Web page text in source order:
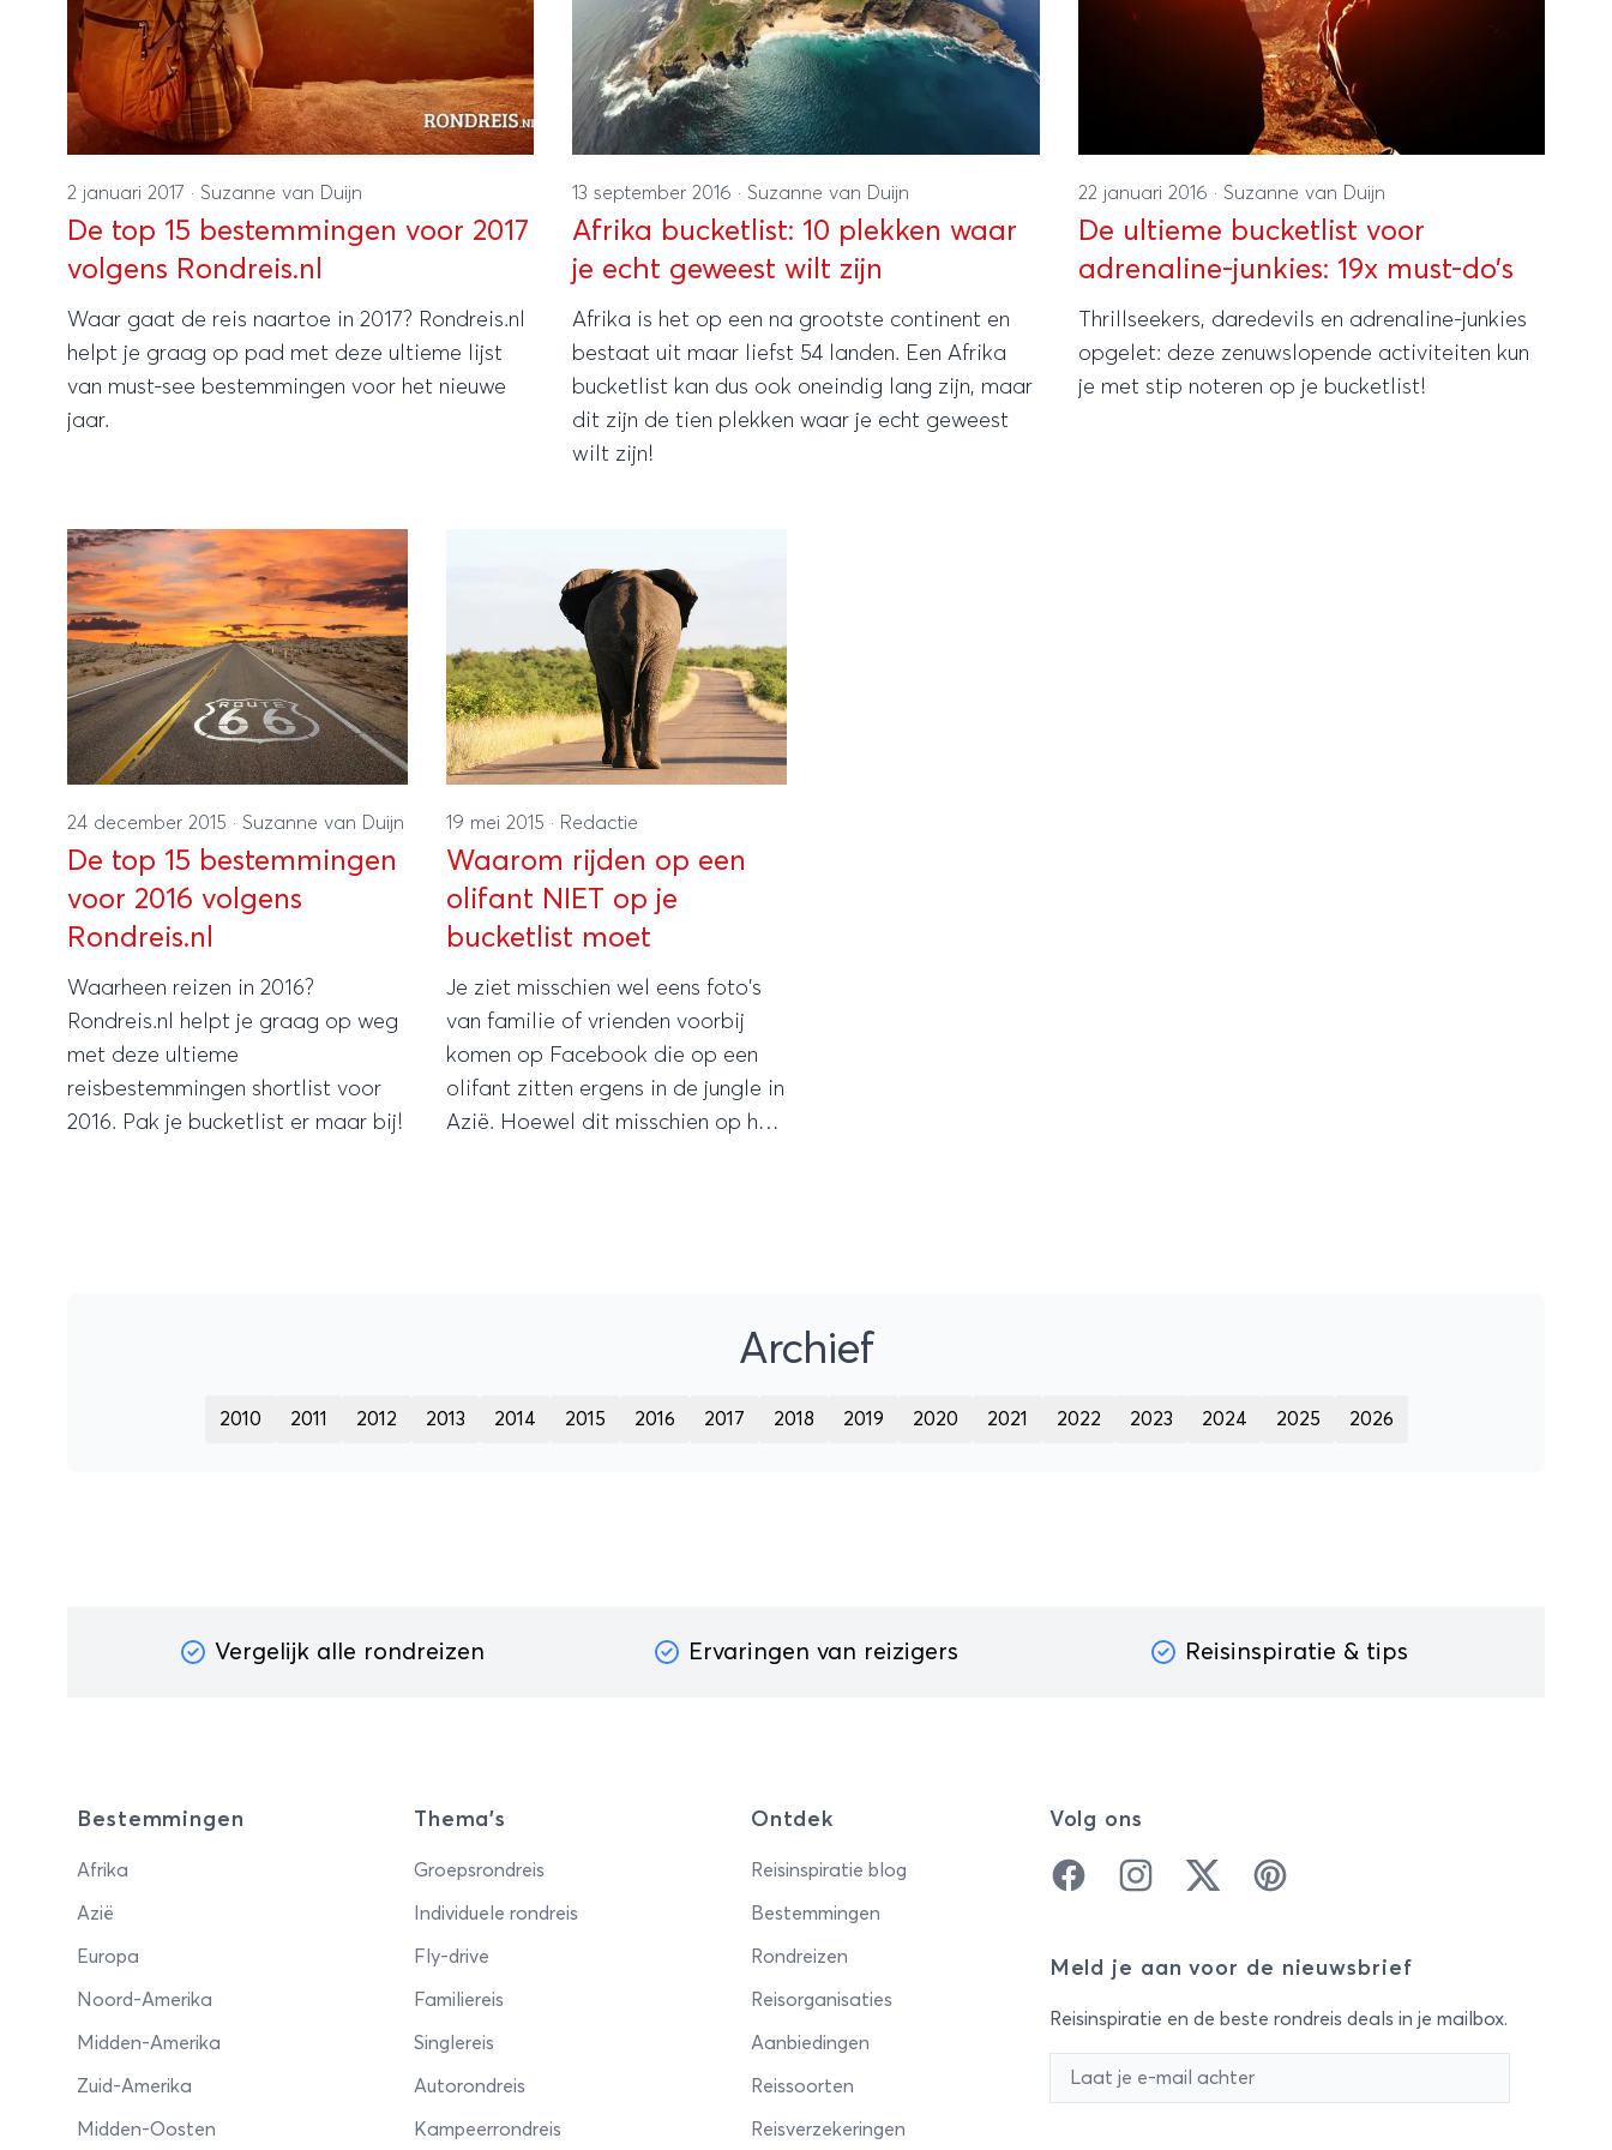
2 januari 2017 · Suzanne van Duijn
De top 15 bestemmingen voor 2017
volgens Rondreis.nl
Waar gaat de reis naartoe in 2017? Rondreis.nl
helpt je graag op pad met deze ultieme lijst
van must-see bestemmingen voor het nieuwe
jaar.
13 september 2016 ·Suzanne van Duijn
Afrika bucketlist: 10 plekken waar
je echt geweest wilt zijn
Afrika is het op een na grootste continent en
bestaat uit maar liefst 54 landen. Een Afrika
bucketlist kan dus ook oneindig lang zijn, maar
dit zijn de tien plekken waar je echt geweest
wilt zijn!
22 januari 2016 · Suzanne van Duijn
De ultieme bucketlist voor
adrenaline-junkies: 19x must-do’s
Thrillseekers, daredevils en adrenaline-junkies
opgelet: deze zenuwslopende activiteiten kun
je met stip noteren op je bucketlist!
24 december 2015 · Suzanne van Duijn
De top 15 bestemmingen
voor 2016 volgens
Rondreis.nl
Waarheen reizen in 2016?
Rondreis.nl helpt je graag op weg
met deze ultieme
reisbestemmingen shortlist voor
2016. Pak je bucketlist er maar bij!
19 mei 2015 · Redactie
Waarom rijden op een
olifant NIET op je
Je ziet misschien wel eens foto's
van familie of vrienden voorbij
komen op Facebook die op een
olifant zitten ergens in de jungle in
Azië. Hoewel dit misschien op het
Archief
2010 2011 2012 2013 2014 2015 2016 2017 2018 2019 2020 2021 2022 2023 2024 2025 2026
Vergelijk alle rondreizen Ervaringen van reizigers Reisinspiratie & tips
Bestemmingen
Afrika
Azië
Europa
Noord-Amerika
Midden-Amerika
Zuid-Amerika
Midden-Oosten
Thema's
Groepsrondreis
Individuele rondreis
Fly-drive
Familiereis
Singlereis
Autorondreis
Kampeerrondreis
Ontdek
Reisinspiratie blog
Bestemmingen
Rondreizen
Reisorganisaties
Aanbiedingen
Reissoorten
Reisverzekeringen
Volg ons
FacebookInstagramTwitter Pinterest
Meld je aan voor de nieuwsbrief
Reisinspiratie en de beste rondreis deals in je mailbox.